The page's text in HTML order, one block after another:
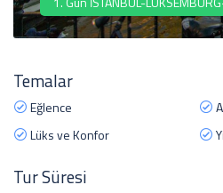
Temalar
Eğlence
Lüks ve Konfor
Tur Süresi